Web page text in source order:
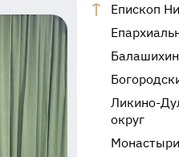
Епископ
Ликино-
округ
Монастыри